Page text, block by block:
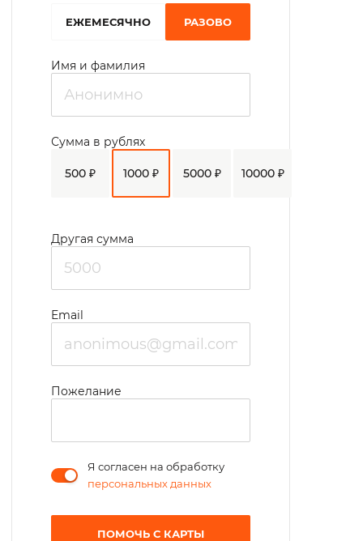
EЖЕМЕСЯЧНО РАЗОВО
Имя и фамилия
500 ₽ 1000 ₽ 5000 ₽ 10000 ₽
Сумма в рублях
Другая сумма
Email
Пожелание
Я согласен на обработку
персональных данных
ПОМОЧЬ С КАРТЫ